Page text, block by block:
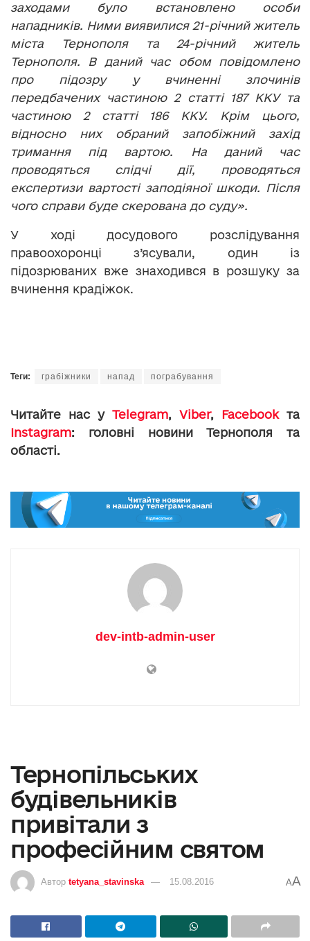
заходами було встановлено особи
нападників. Ними виявилися 21-річний житель
міста Тернополя та 24-річний житель
Тернополя. В даний час обом повідомлено
про підозру у вчиненні злочинів
передбачених частиною 2 статті 187 ККУ та
частиною 2 статті 186 ККУ. Крім цього,
відносно них обраний запобіжний захід
тримання під вартою. На даний час
проводяться слідчі дії, проводяться
експертизи вартості заподіяної шкоди. Після
чого справи буде скерована до суду».
У ході досудового розслідування
правоохоронці з’ясували, один із
підозрюваних вже знаходився в розшуку за
вчинення крадіжок.
Теги: грабіжники напад пограбування
Читайте нас у Telegram, Viber, Facebookта
Instagram: головні новини Тернополя та
області.
dev-intb-admin-user
Тернопільських
будівельників
привітали з
професійним святом
Автор tetyana_stavinska 15.08.2016 AA